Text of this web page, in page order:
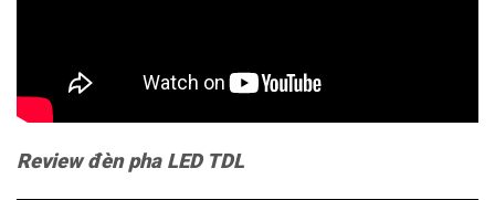
Review đèn pha LED TDL